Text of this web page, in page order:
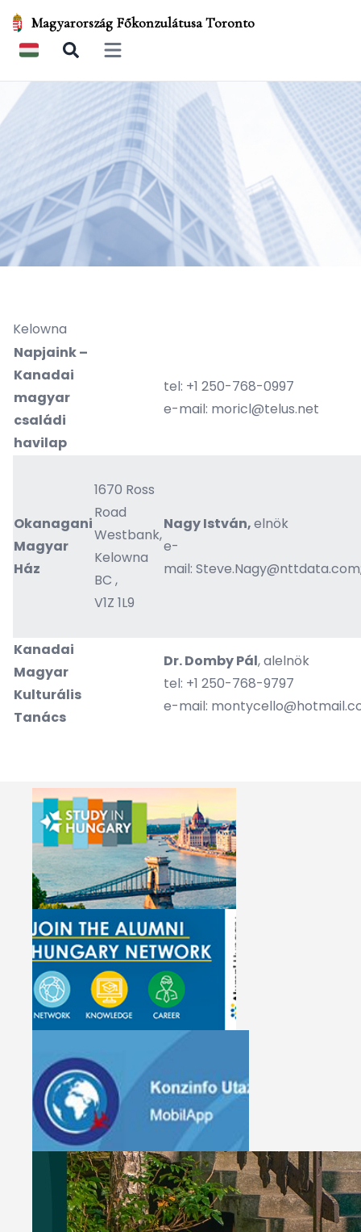
Magyarország Főkonzulátusa Toronto
Open main menu
Kelowna
Napjaink –
Kanadai
magyar
családi
havilap
tel: +1 250-768-0997
e-mail: moricl@telus.net
Okanagani
Magyar
Ház
1670 Ross
Road
Westbank,
Kelowna
BC ,
V1Z 1L9
Nagy István,elnök
e-
mail: Steve.Nagy@nttdata.com
Kanadai
Magyar
Kulturális
Tanács
Dr. Domby Pál, alelnök
tel: +1 250-768-9797
e-mail: